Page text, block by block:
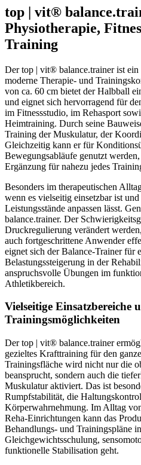
top | vit®
Physiotherapie,
Training
Der top | vit® balance.trainer ist
moderne Therapie- und
von ca. 60 cm bietet der Halbball
und eignet sich hervorragend für
im Fitnessstudio, im Rehasport
Heimtraining. Durch seine
Training der Muskulatur, der
Gleichzeitig kann er für
Bewegungsabläufe genutzt
Ergänzung für nahezu jedes
Besonders im therapeutischen
wenn es vielseitig einsetzbar ist
Leistungsstände anpassen lässt.
balance.trainer. Der
Druckregulierung verändert
auch fortgeschrittene Anwender
eignet sich der Balance-Trainer für
Belastungssteigerung in der
anspruchsvolle Übungen im
Athletikbereich.
Vielseitige Einsatzbereiche
Trainingsmöglichkeiten
Der top | vit® balance.trainer
gezieltes Krafttraining für den
Trainingsfläche wird nicht nur die
beansprucht, sondern auch die
Muskulatur aktiviert. Das ist
Rumpfstabilität, die
Körperwahrnehmung. Im Alltag
Reha-Einrichtungen kann das
Behandlungs- und Trainingspläne
Gleichgewichtsschulung,
funktionelle Stabilisation geht.